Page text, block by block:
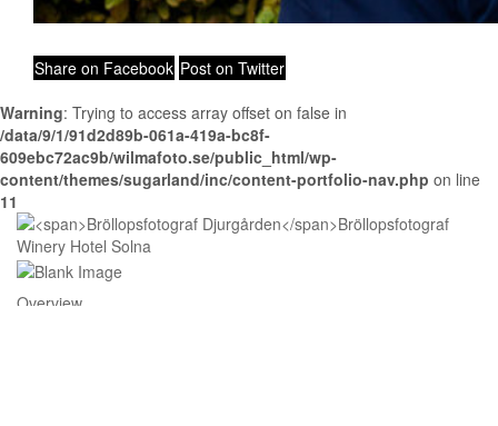
Share on Facebook Post on Twitter
Warning: Trying to access array offset on false in
/data/9/1/91d2d89b-061a-419a-bc8f-
609ebc72ac9b/wilmafoto.se/public_html/wp-
content/themes/sugarland/inc/content-portfolio-nav.php on line
11
Overview